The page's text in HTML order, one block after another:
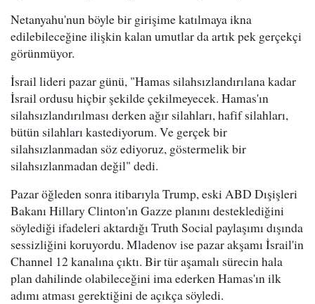
Netanyahu'nun böyle bir girişime katılmaya ikna
edilebileceğine ilişkin kalan umutlar da artık pek gerçekçi
görünmüyor.
İsrail lideri pazar günü, "Hamas silahsızlandırılana kadar
İsrail ordusu hiçbir şekilde çekilmeyecek. Hamas'ın
silahsızlandırılması derken ağır silahları, hafif silahları,
bütün silahları kastediyorum. Ve gerçek bir
silahsızlanmadan söz ediyoruz, göstermelik bir
silahsızlanmadan değil" dedi.
Pazar öğleden sonra itibarıyla Trump, eski ABD Dışişleri
Bakanı Hillary Clinton'ın Gazze planını desteklediğini
söylediği ifadeleri aktardığı Truth Social paylaşımı dışında
sessizliğini koruyordu. Mladenov ise pazar akşamı İsrail'in
Channel 12 kanalına çıktı. Bir tür aşamalı sürecin hala
plan dahilinde olabileceğini ima ederken Hamas'ın ilk
adımı atması gerektiğini de açıkça söyledi.